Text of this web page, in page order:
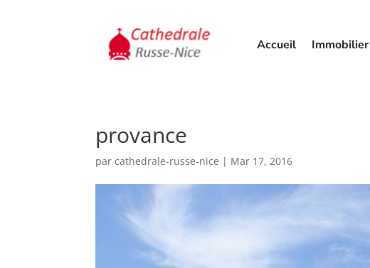
Accueil Immobilier
provance
parcathedrale-russe-nice | Mar 17, 2016